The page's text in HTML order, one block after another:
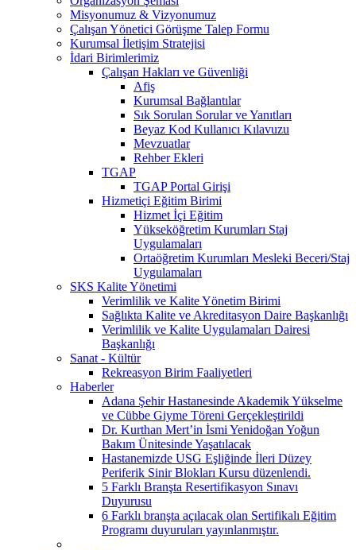
Misyonumuz & Vizyonumuz
Çalışan Yönetici Görüşme Talep Formu
Kurumsal İletişim Stratejisi
İdari Birimlerimiz
Çalışan Hakları ve Güvenliği
Afiş
Kurumsal Bağlantılar
Sık Sorulan Sorular ve Yanıtları
Beyaz Kod Kullanıcı Kılavuzu
Mevzuatlar
Rehber Ekleri
TGAP
TGAP Portal Girişi
Hizmetiçi Eğitim Birimi
Hizmet İçi Eğitim
Yükseköğretim Kurumları Staj
Uygulamaları
Ortaöğretim Kurumları Mesleki Beceri/Staj
Uygulamaları
SKS Kalite Yönetimi
Verimlilik ve Kalite Yönetim Birimi
Sağlıkta Kalite ve Akreditasyon Daire Başkanlığı
Verimlilik ve Kalite Uygulamaları Dairesi
Başkanlığı
Sanat - Kültür
Rekreasyon Birim Faaliyetleri
Haberler
Adana Şehir Hastanesinde Akademik Yükselme
ve Cübbe Giyme Töreni Gerçekleştirildi
Dr. Kurthan Mert’in İsmi Yenidoğan Yoğun
Bakım Ünitesinde Yaşatılacak
Hastanemizde USG Eşliğinde İleri Düzey
Periferik Sinir Blokları Kursu düzenlendi.
5 Farklı Branşta Resertifikasyon Sınavı
Duyurusu
6 Farklı branşta açılacak olan Sertifikalı Eğitim
Programı duyuruları yayınlanmıştır.